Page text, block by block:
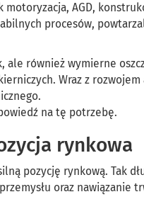
AGD,
procesów,
ale również wymierne
Wraz z
na tę potrzebę.
rynkowa
pozycję rynkową. Tak
oraz nawiązanie